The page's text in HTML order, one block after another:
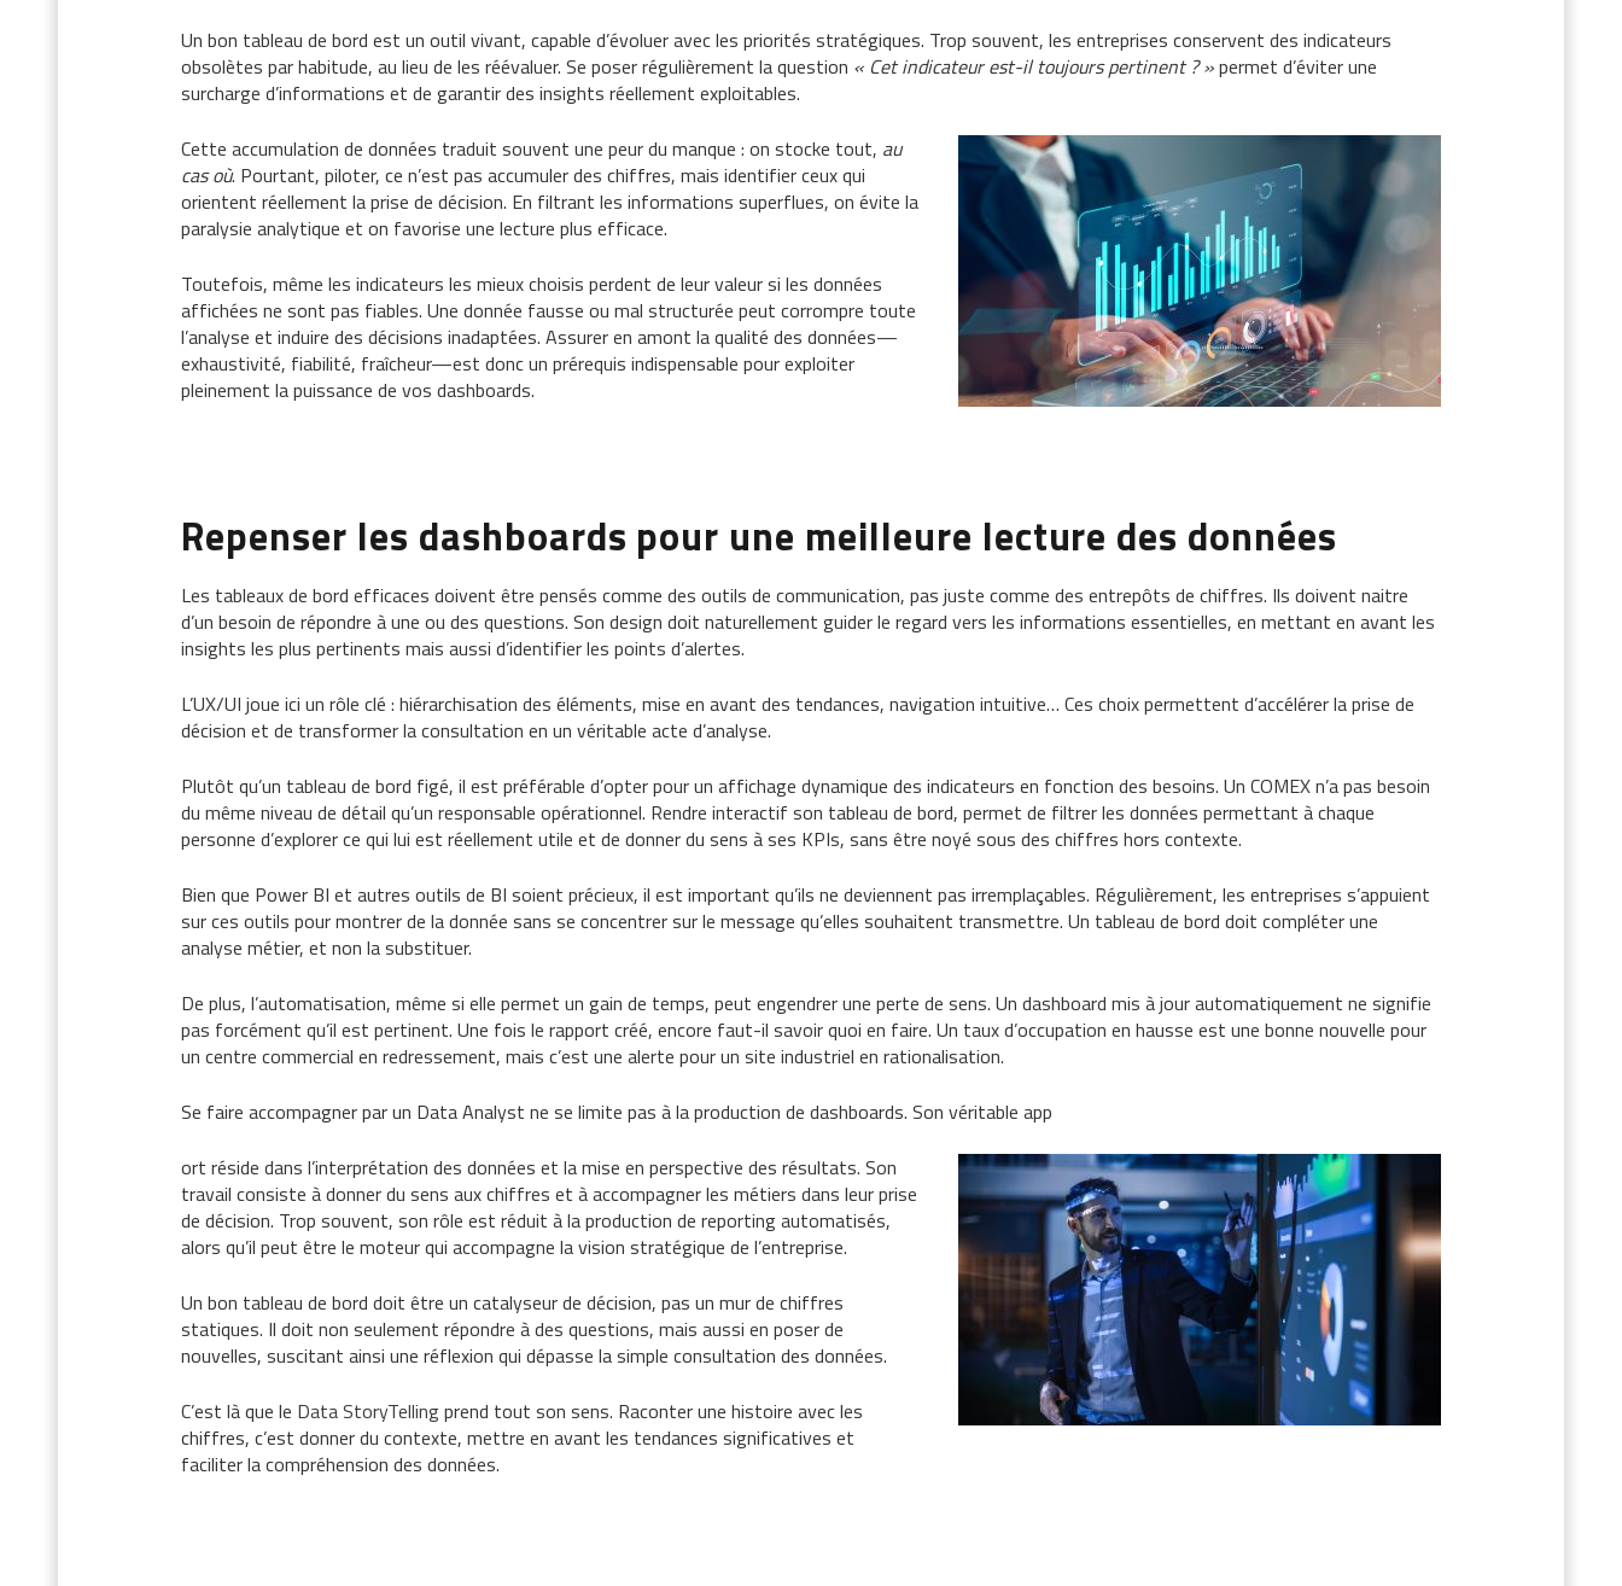
Un bon tableau de bord est un outil vivant, capable d’évoluer avec les priorités stratégiques. Trop souvent, les entreprises conservent des indicateurs
obsolètes par habitude, au lieu de les réévaluer. Se poser régulièrement la question « Cet indicateur est-il toujours pertinent ? »permet d’éviter une
surcharge d’informations et de garantir des insights réellement exploitables.
Cette accumulation de données traduit souvent une peur du manque : on stocke tout, au
cas où. Pourtant, piloter, ce n’est pas accumuler des chiffres, mais identifier ceux qui
orientent réellement la prise de décision. En filtrant les informations superflues, on évite la
paralysie analytique et on favorise une lecture plus efficace.
Toutefois, même les indicateurs les mieux choisis perdent de leur valeur si les données
affichées ne sont pas fiables. Une donnée fausse ou mal structurée peut corrompre toute
l’analyse et induire des décisions inadaptées. Assurer en amont la qualité des données—
exhaustivité, fiabilité, fraîcheur—est donc un prérequis indispensable pour exploiter
pleinement la puissance de vos dashboards.
Repenser les dashboards pour une meilleure lecture des données
Les tableaux de bord efficaces doivent être pensés comme des outils de communication, pas juste comme des entrepôts de chiffres. Ils doivent naitre
d’un besoin de répondre à une ou des questions. Son design doit naturellement guider le regard vers les informations essentielles, en mettant en avant les
insights les plus pertinents mais aussi d’identifier les points d’alertes.
L’UX/UI joue ici un rôle clé : hiérarchisation des éléments, mise en avant des tendances, navigation intuitive… Ces choix permettent d’accélérer la prise de
décision et de transformer la consultation en un véritable acte d’analyse.
Plutôt qu’un tableau de bord figé, il est préférable d’opter pour un affichage dynamique des indicateurs en fonction des besoins. Un COMEX n’a pas besoin
du même niveau de détail qu’un responsable opérationnel. Rendre interactif son tableau de bord, permet de filtrer les données permettant à chaque
personne d’explorer ce qui lui est réellement utile et de donner du sens à ses KPIs, sans être noyé sous des chiffres hors contexte.
Bien que Power BI et autres outils de BI soient précieux, il est important qu’ils ne deviennent pas irremplaçables. Régulièrement, les entreprises s’appuient
sur ces outils pour montrer de la donnée sans se concentrer sur le message qu’elles souhaitent transmettre. Un tableau de bord doit compléter une
analyse métier, et non la substituer.
De plus, l’automatisation, même si elle permet un gain de temps, peut engendrer une perte de sens. Un dashboard mis à jour automatiquement ne signifie
pas forcément qu’il est pertinent. Une fois le rapport créé, encore faut-il savoir quoi en faire. Un taux d’occupation en hausse est une bonne nouvelle pour
un centre commercial en redressement, mais c’est une alerte pour un site industriel en rationalisation.
Se faire accompagner par un Data Analyst ne se limite pas à la production de dashboards. Son véritable app
ort réside dans l’interprétation des données et la mise en perspective des résultats. Son
travail consiste à donner du sens aux chiffres et à accompagner les métiers dans leur prise
de décision. Trop souvent, son rôle est réduit à la production de reporting automatisés,
alors qu’il peut être le moteur qui accompagne la vision stratégique de l’entreprise.
Un bon tableau de bord doit être un catalyseur de décision, pas un mur de chiffres
statiques. Il doit non seulement répondre à des questions, mais aussi en poser de
nouvelles, suscitant ainsi une réflexion qui dépasse la simple consultation des données.
C’est là que le Data StoryTellingprend tout son sens. Raconter une histoire avec les
chiffres, c’est donner du contexte, mettre en avant les tendances significatives et
faciliter la compréhension des données.